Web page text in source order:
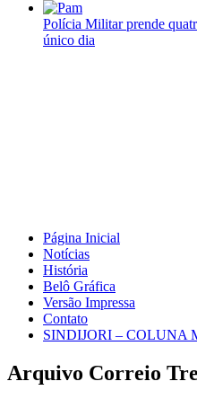
Polícia Militar prende
único dia
Página Inicial
Notícias
História
Belô Gráfica
Versão Impressa
Contato
SINDIJORI – COLUNA
Arquivo Correio